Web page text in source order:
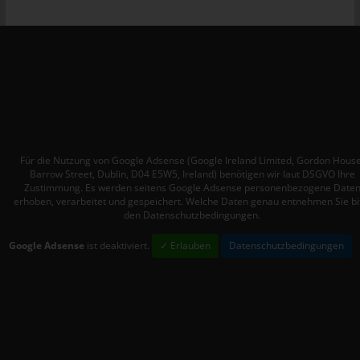
Für die Nutzung von Google Adsense (Google Ireland Limited, Gordon
Barrow Street, Dublin, D04 E5W5, Ireland) benötigen wir laut DSGVO Ihre
Zustimmung. Es werden seitens Google Adsense personenbezogene Daten
erhoben, verarbeitet und gespeichert. Welche Daten genau entnehmen Sie
den Datenschutzbedingungen.
Google Adsense ist deaktiviert. ✓ Erlauben Datenschutzbedingungen
einer sonstigen eindeutigen bestätigenden Handlung, mit der
die betroffene Person zu verstehen gibt, dass sie mit der
Verarbeitung der sie betreffenden personenbezogenen Daten
einverstanden ist.
Name und Anschrift des für die